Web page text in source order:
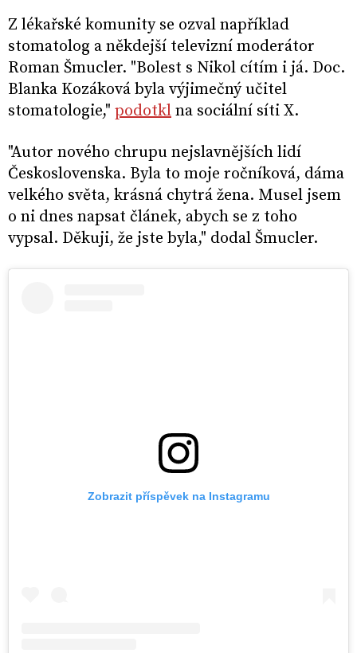
Z lékařské komunity se ozval například
stomatolog a někdejší televizní moderátor
Roman Šmucler. "Bolest s Nikol cítím i já. Doc.
Blanka Kozáková byla výjimečný učitel
stomatologie," podotkl na sociální síti X.
"Autor nového chrupu nejslavnějších lidí
Československa. Byla to moje ročníková, dáma
velkého světa, krásná chytrá žena. Musel jsem
o ni dnes napsat článek, abych se z toho
vypsal. Děkuji, že jste byla," dodal Šmucler.
Zobrazit příspěvek na Instagramu